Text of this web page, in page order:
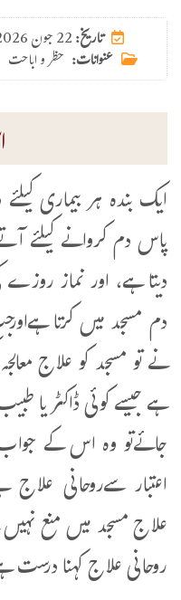
تاریخ:22 جون 2026
عنوانات: حظر و اباحت
ایک بندہ ہر بیماری
پاس دم کروانے کیلئے
دیتا ہے، اور نماز
دم مسجد میں کرتا
نے تو مسجد کو علاج
ہے جیسے کوئی ڈاکٹر یا
جائےتو وہ اس کے
اعتبار سےروحانی علاج
علاج مسجد میں منع
روحانی علاج کہنا